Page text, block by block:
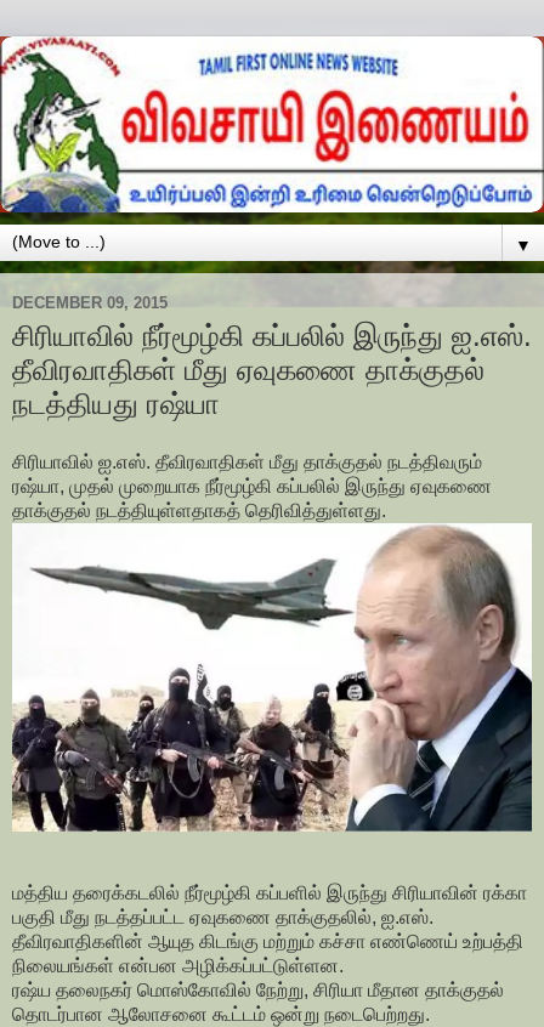
▼
DECEMBER 09, 2015
சிரியாவில் நீர்மூழ்கி கப்பலில் இருந்து ஐ.எஸ்.
தீவிரவாதிகள் மீது ஏவுகணை தாக்குதல்
நடத்தியது ரஷ்யா
சிரியாவில் ஐ.எஸ். தீவிரவாதிகள் மீது தாக்குதல் நடத்திவரும்
ரஷ்யா, முதல் முறையாக நீர்மூழ்கி கப்பலில் இருந்து ஏவுகணை
தாக்குதல் நடத்தியுள்ளதாகத் தெரிவித்துள்ளது.
மத்திய தரைக்கடலில் நீர்மூழ்கி கப்பளில் இருந்து சிரியாவின் ரக்கா
பகுதி மீது நடத்தப்பட்ட ஏவுகணை தாக்குதலில், ஐ.எஸ்.
தீவிரவாதிகளின் ஆயுத கிடங்கு மற்றும் கச்சா எண்ணெய் உற்பத்தி
நிலையங்கள் என்பன அழிக்கப்பட்டுள்ளன.
ரஷ்ய தலைநகர் மொஸ்கோவில் நேற்று, சிரியா மீதான தாக்குதல்
தொடர்பான ஆலோசனை கூட்டம் ஒன்று நடைபெற்றது.